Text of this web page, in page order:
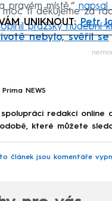
pravém místě,“ napsal
moc ti děkujeme za
pražský hudební
UNIKNOUT:Petr
nebylo, svěřil se
Prima NEWS
spolupráci redakcí
které můžete
článek jsou komentáře